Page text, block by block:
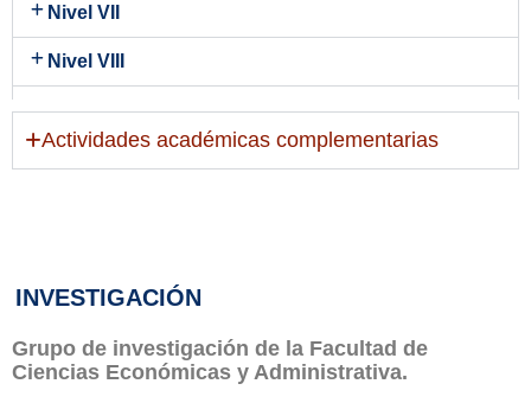
Nivel VII
Nivel VIII
Nivel IX
Actividades académicas complementarias
INVESTIGACIÓN
Grupo de investigación de la Facultad de
Ciencias Económicas y Administrativa.